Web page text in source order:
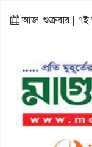
আজ, শুক্রবার | ৭ই